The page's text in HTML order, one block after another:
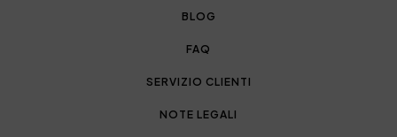
BLOG
FAQ
SERVIZIO CLIENTI
NOTE LEGALI